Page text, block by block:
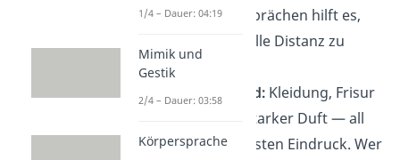
Bewerbungsgesprächen hilft es,
eine professionelle Distanz zu
wahren.
Erscheinungsbild:Kleidung, Frisur
oder sogar ein starker Duft — all
das prägt den ersten Eindruck. Wer
1/4 – Dauer: 04:19
Mimik und
Gestik
2/4 – Dauer: 03:58
Körpersprache